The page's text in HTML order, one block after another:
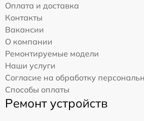
Оплата и доставка
Контакты
Вакансии
О компании
Ремонтируемые модели
Наши услуги
Согласие на обработку
Способы оплаты
Ремонт устройств